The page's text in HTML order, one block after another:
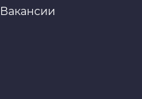
Вакансии